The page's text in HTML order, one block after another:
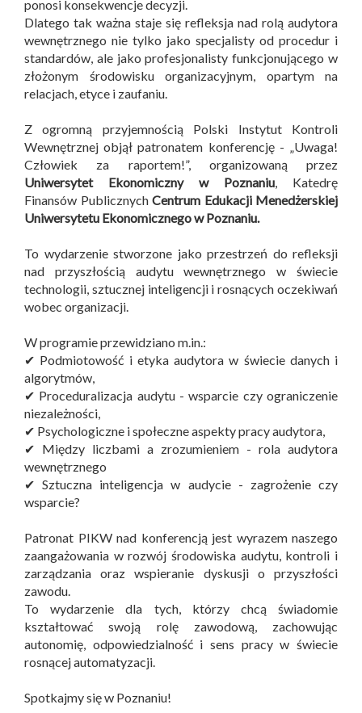
ponosi konsekwencje decyzji.
Dlatego tak ważna staje się refleksja nad rolą audytora
wewnętrznego nie tylko jako specjalisty od procedur i
standardów, ale jako profesjonalisty funkcjonującego w
złożonym środowisku organizacyjnym, opartym na
relacjach, etyce i zaufaniu.
Z ogromną przyjemnością Polski Instytut Kontroli
Wewnętrznej objął patronatem konferencję - „Uwaga!
Człowiek za raportem!”, organizowaną przez
Uniwersytet Ekonomiczny w Poznaniu , Katedrę
Finansów Publicznych Centrum Edukacji Menedżerskiej
Uniwersytetu Ekonomicznego w Poznaniu.
To wydarzenie stworzone jako przestrzeń do refleksji
nad przyszłością audytu wewnętrznego w świecie
technologii, sztucznej inteligencji i rosnących oczekiwań
wobec organizacji.
W programie przewidziano m.in.:
✔ Podmiotowość i etyka audytora w świecie danych i
algorytmów,
✔ Proceduralizacja audytu - wsparcie czy ograniczenie
niezależności,
✔ Psychologiczne i społeczne aspekty pracy audytora,
✔ Między liczbami a zrozumieniem - rola audytora
wewnętrznego
✔ Sztuczna inteligencja w audycie - zagrożenie czy
wsparcie?
Patronat PIKW nad konferencją jest wyrazem naszego
zaangażowania w rozwój środowiska audytu, kontroli i
zarządzania oraz wspieranie dyskusji o przyszłości
zawodu.
To wydarzenie dla tych, którzy chcą świadomie
kształtować swoją rolę zawodową, zachowując
autonomię, odpowiedzialność i sens pracy w świecie
rosnącej automatyzacji.
Spotkajmy się w Poznaniu!